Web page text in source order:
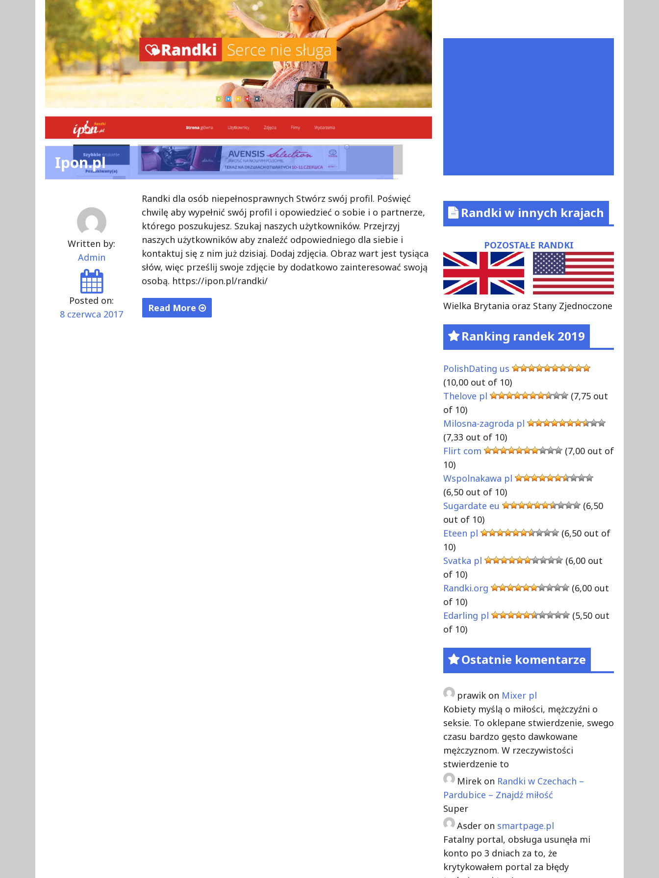
Ipon.pl
Written by:
Admin
Posted on:
8 czerwca 2017
Randki dla osób niepełnosprawnych Stwórz swój profil. Poświęć
chwilę aby wypełnić swój profil i opowiedzieć o sobie i o partnerze,
którego poszukujesz. Szukaj naszych użytkowników. Przejrzyj
naszych użytkowników aby znaleźć odpowiedniego dla siebie i
kontaktuj się z nim już dzisiaj. Dodaj zdjęcia. Obraz wart jest tysiąca
słów, więc prześlij swoje zdjęcie by dodatkowo zainteresować swoją
osobą. https://ipon.pl/randki/
Read More
Randki w innych krajach
POZOSTAŁE RANDKI
Wielka Brytania oraz Stany Zjednoczone
Ranking randek 2019
PolishDating us
(10,00 out of 10)
Thelove pl
(7,75 out
of 10)
Milosna-zagroda pl
(7,33 out of 10)
Flirt com
(7,00 out of
10)
Wspolnakawa pl
(6,50 out of 10)
Sugardate eu
(6,50
out of 10)
Eteen pl
(6,50 out of
10)
Svatka pl
(6,00 out
of 10)
Randki.org
(6,00 out
of 10)
Edarling pl
(5,50 out
of 10)
Ostatnie komentarze
prawik on Mixer pl
Kobiety myślą o miłości, mężczyźni o
seksie. To oklepane stwierdzenie, swego
czasu bardzo gęsto dawkowane
mężczyznom. W rzeczywistości
stwierdzenie to
Mirek on Randki w Czechach –
Pardubice – Znajdź miłość
Super
Asder on smartpage.pl
Fatalny portal, obsługa usunęła mi
konto po 3 dniach za to, że
krytykowałem portal za błędy